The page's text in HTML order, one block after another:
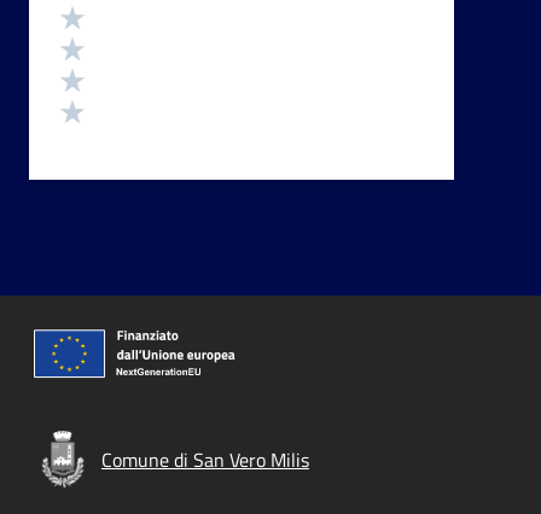
Comune di San Vero Milis